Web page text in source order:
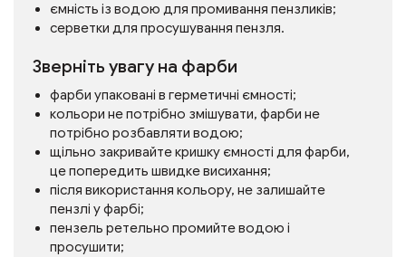
ємність із водою для промивання пензликів;
серветки для просушування пензля.
Зверніть увагу на фарби
фарби упаковані в герметичні ємності;
кольори не потрібно змішувати, фарби не
потрібно розбавляти водою;
щільно закривайте кришку ємності для фарби,
це попередить швидке висихання;
після використання кольору, не залишайте
пензлі у фарбі;
пензель ретельно промийте водою і
просушити;